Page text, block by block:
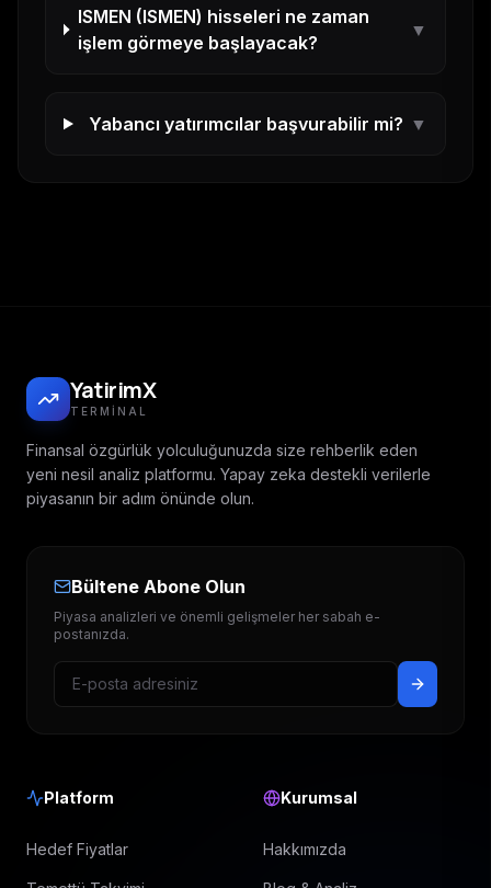
ISMEN (ISMEN) hisseleri ne zaman
işlem görmeye başlayacak?
▼
Yabancı yatırımcılar başvurabilir mi? ▼
YatirimX
TERMINAL
Finansal özgürlük yolculuğunuzda size rehberlik eden
yeni nesil analiz platformu. Yapay zeka destekli verilerle
piyasanın bir adım önünde olun.
Bültene Abone Olun
Piyasa analizleri ve önemli gelişmeler her sabah e-
postanızda.
Platform
Hedef Fiyatlar
Kurumsal
Hakkımızda